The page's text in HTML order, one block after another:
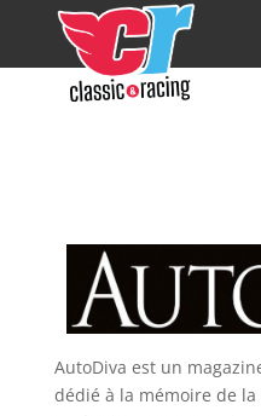
AutoDiva est un
dédié à la mémoire de